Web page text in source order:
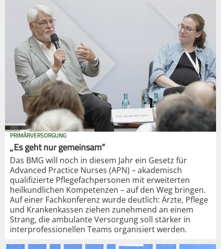
PRIMÄRVERSORGUNG
„Es geht nur gemeinsam“
Das BMG will noch in diesem Jahr ein Gesetz für
Advanced Practice Nurses (APN) – akademisch
qualifizierte Pflegefachpersonen mit erweiterten
heilkundlichen Kompetenzen – auf den Weg bringen.
Auf einer Fachkonferenz wurde deutlich: Ärzte, Pflege
und Krankenkassen ziehen zunehmend an einem
Strang, die ambulante Versorgung soll stärker in
interprofessionellen Teams organisiert werden.